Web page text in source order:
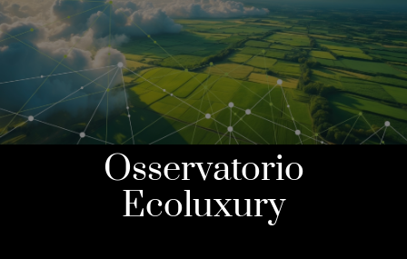
Osservatorio
Ecoluxury